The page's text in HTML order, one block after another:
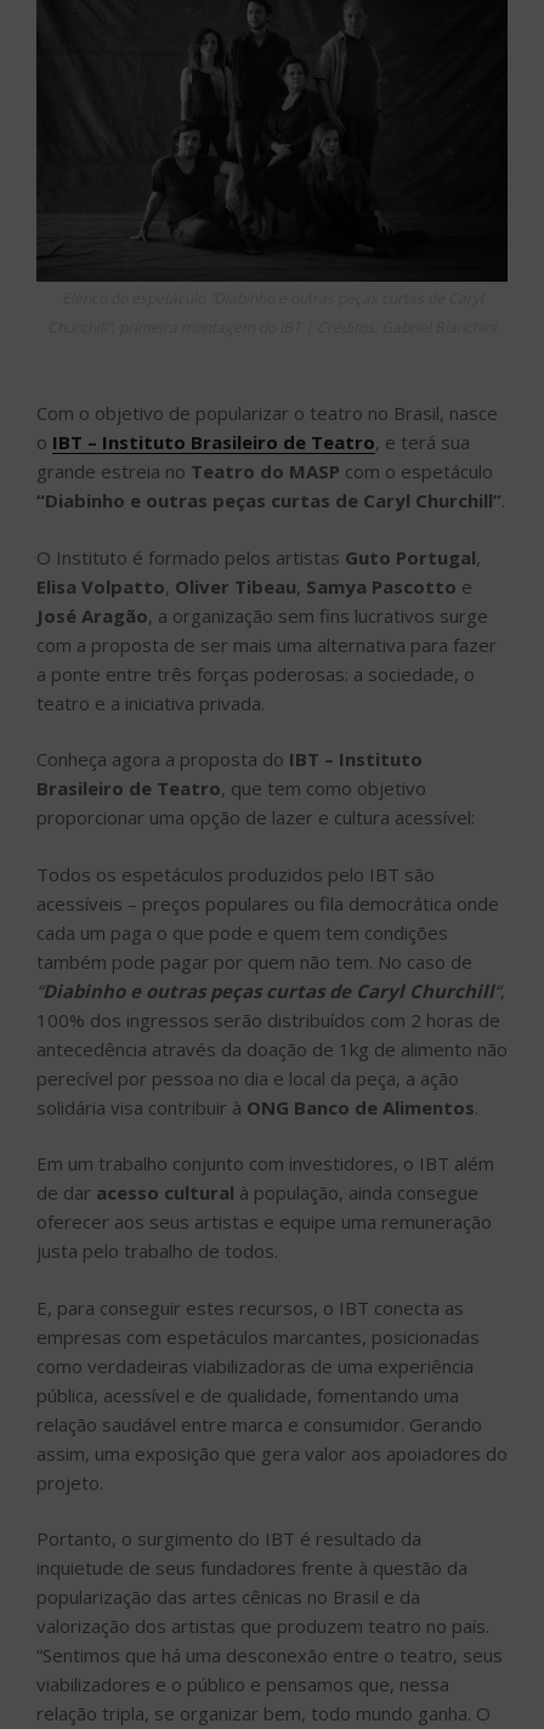
Com o objetivo de popularizar o teatro no Brasil, nasce
o IBT – Instituto Brasileiro de Teatro, e terá sua
grande estreia no Teatro do MASP com o espetáculo
“Diabinho e outras peças curtas de Caryl Churchill”.
O Instituto é formado pelos artistas Guto Portugal,
Elisa Volpatto, Oliver Tibeau, Samya Pascotto e
José Aragão, a organização sem fins lucrativos surge
com a proposta de ser mais uma alternativa para fazer
a ponte entre três forças poderosas: a sociedade, o
teatro e a iniciativa privada.
Conheça agora a proposta do IBT – Instituto
Brasileiro de Teatro, que tem como objetivo
proporcionar uma opção de lazer e cultura acessível:
Todos os espetáculos produzidos pelo IBT são
acessíveis – preços populares ou fila democrática onde
cada um paga o que pode e quem tem condições
também pode pagar por quem não tem. No caso de
“Diabinho e outras peças curtas de Caryl Churchill“,
100% dos ingressos serão distribuídos com 2 horas de
antecedência através da doação de 1kg de alimento não
perecível por pessoa no dia e local da peça, a ação
solidária visa contribuir à ONG Banco de Alimentos.
Em um trabalho conjunto com investidores, o IBT além
de dar acesso cultural à população, ainda consegue
oferecer aos seus artistas e equipe uma remuneração
justa pelo trabalho de todos.
E, para conseguir estes recursos, o IBT conecta as
empresas com espetáculos marcantes, posicionadas
como verdadeiras viabilizadoras de uma experiência
pública, acessível e de qualidade, fomentando uma
relação saudável entre marca e consumidor. Gerando
assim, uma exposição que gera valor aos apoiadores do
projeto.
Portanto, o surgimento do IBT é resultado da
inquietude de seus fundadores frente à questão da
popularização das artes cênicas no Brasil e da
valorização dos artistas que produzem teatro no país.
“Sentimos que há uma desconexão entre o teatro, seus
viabilizadores e o público e pensamos que, nessa
relação tripla, se organizar bem, todo mundo ganha. O